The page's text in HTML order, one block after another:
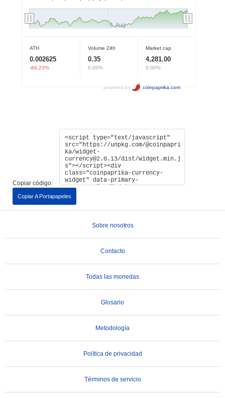
Copiar código:
Copiar A Portapapeles
Sobre nosotros
Contacto
Todas las monedas
Glosario
Metodología
Política de privacidad
Términos de servicio